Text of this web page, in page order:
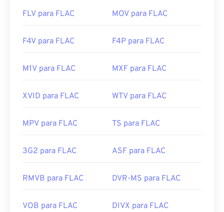
FLV para FLAC MOV para FLAC
F4V para FLAC F4P para FLAC
M1V para FLAC MXF para FLAC
XVID para FLAC WTV para FLAC
MPV para FLAC TS para FLAC
3G2 para FLAC ASF para FLAC
RMVB para FLAC DVR-MS para FLAC
VOB para FLAC DIVX para FLAC